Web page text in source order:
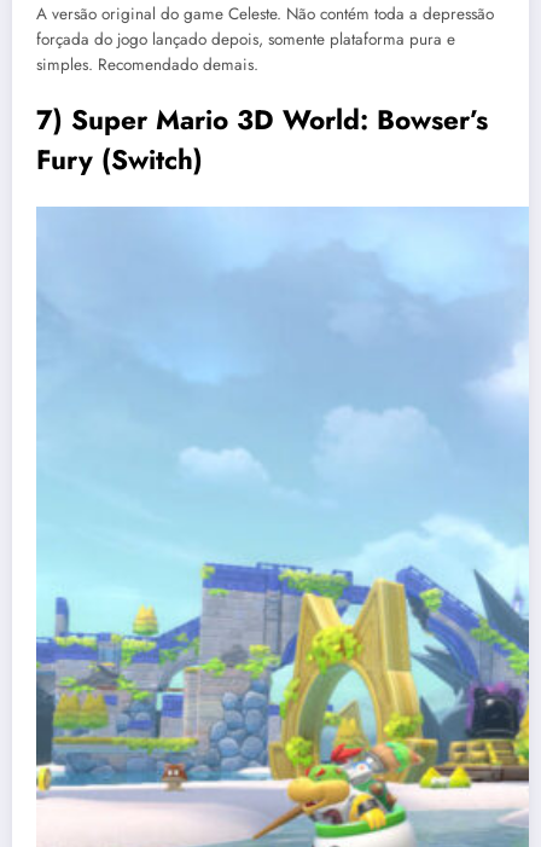
A versão original do game Celeste. Não contém toda a depressão
forçada do jogo lançado depois, somente plataforma pura e
simples. Recomendado demais.
7) Super Mario 3D World: Bowser’s
Fury (Switch)